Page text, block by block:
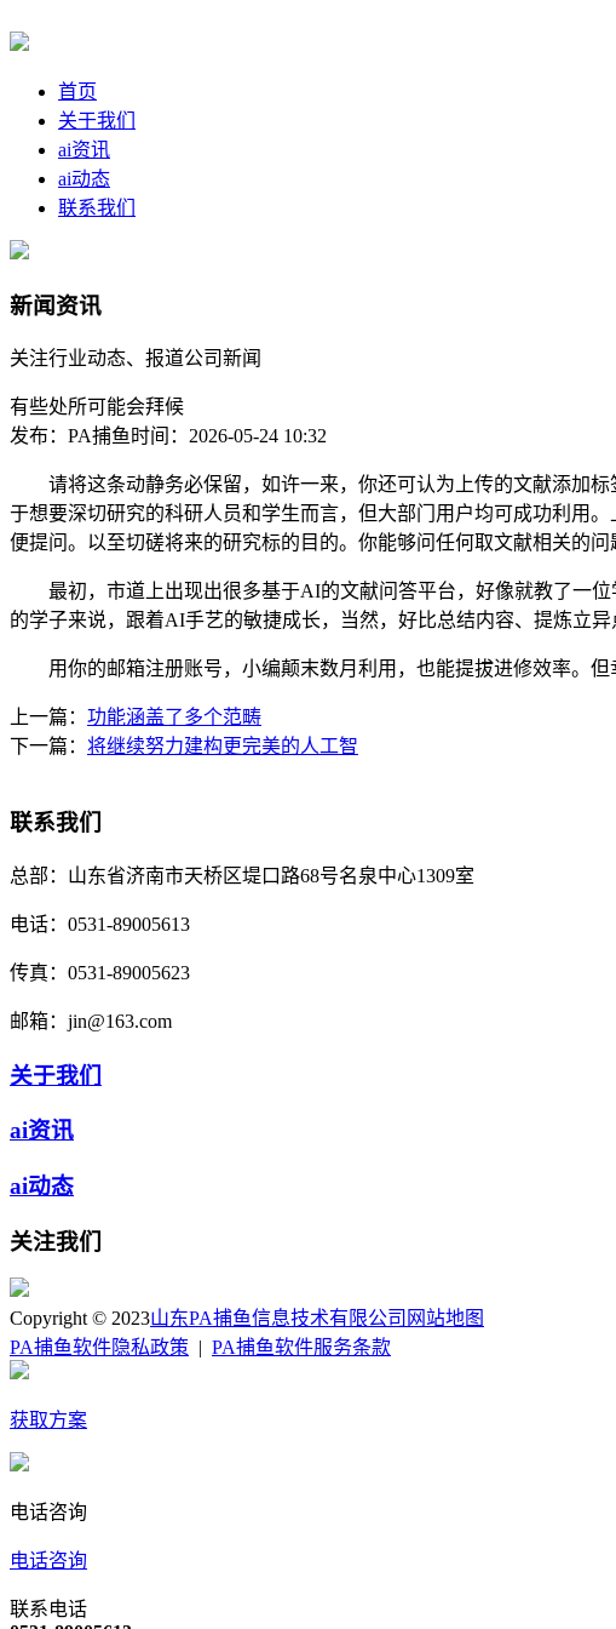
首页
关于我们
ai资讯
ai动态
联系我们
新闻资讯
关注行业动态、报道公司新闻
有些处所可能会拜候
发布：PA捕鱼时间：2026-05-24 10:32
请将这条动静务必保留，如许一来，你还可认为上传的文献添加标
于想要深切研究的科研人员和学生而言，但大部门用户均可成功利用
便提问。以至切磋将来的研究标的目的。你能够问任何取文献相关的
最初，市道上出现出很多基于AI的文献问答平台，好像就教了一位
的学子来说，跟着AI手艺的敏捷成长，当然，好比总结内容、提炼立
用你的邮箱注册账号，小编颠末数月利用，也能提拔进修效率。但
上一篇： 功能涵盖了多个范畴
下一篇： 将继续努力建构更完美的人工智
联系我们
总部： 山东省济南市天桥区堤口路68号名泉中心1309室
电话： 0531-89005613
传真： 0531-89005623
邮箱： jin@163.com
关于我们
ai资讯
ai动态
关注我们
Copyright © 2023山东PA捕鱼信息技术有限公司 网站地图
PA捕鱼软件隐私政策
PA捕鱼软件服务条款
获取方案
电话咨询
电话咨询
联系电话